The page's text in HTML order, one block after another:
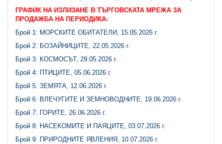
ГРАФИК НА ИЗЛИЗАНЕ В ТЪРГОВСКАТА МРЕЖА ЗА
ПРОДАЖБА НА ПЕРИОДИКА:
Брой 1: МОРСКИТЕ ОБИТАТЕЛИ, 15.05.2026 г.
Брой 2: БОЗАЙНИЦИТЕ, 22.05.2026 г.
Брой 3: КОСМОСЪТ, 29.05.2026 г.
Брой 4: ПТИЦИТЕ, 05.06.2026 г.
Брой 5: ЗЕМЯТА, 12.06.2026 г.
Брой 6: ВЛЕЧУГИТЕ И ЗЕМНОВОДНИТЕ, 19.06.2026 г.
Брой 7: ГОРИТЕ, 26.06.2026 г.
Брой 8: НАСЕКОМИТЕ И ПАЯЦИТЕ, 03.07.2026 г.
Брой 9: ПРИРОДНИТЕ ЯВЛЕНИЯ, 10.07.2026 г.